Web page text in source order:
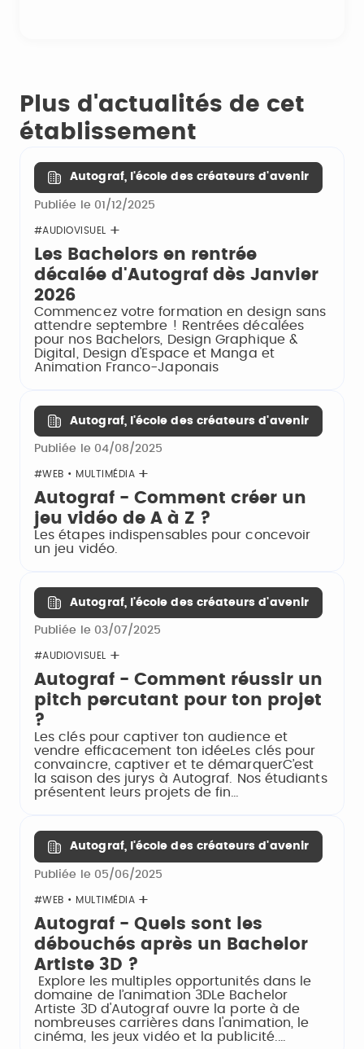
Plus d'actualités de cet
établissement
Autograf, l'école des créateurs d'avenir
Publiée le 01/12/2025
#AUDIOVISUEL
Les Bachelors en rentrée
décalée d'Autograf dès Janvier
2026
Commencez votre formation en design sans
attendre septembre ! Rentrées décalées
pour nos Bachelors, Design Graphique &
Digital, Design d'Espace et Manga et
Animation Franco-Japonais
Autograf, l'école des créateurs d'avenir
Publiée le 04/08/2025
#WEB • MULTIMÉDIA
Autograf - Comment créer un
jeu vidéo de A à Z ?
Les étapes indispensables pour concevoir
un jeu vidéo.
Autograf, l'école des créateurs d'avenir
Publiée le 03/07/2025
#AUDIOVISUEL
Autograf - Comment réussir un
pitch percutant pour ton projet
?
Les clés pour captiver ton audience et
vendre efficacement ton idéeLes clés pour
convaincre, captiver et te démarquerC’est
la saison des jurys à Autograf. Nos étudiants
présentent leurs projets de fin…
Autograf, l'école des créateurs d'avenir
Publiée le 05/06/2025
#WEB • MULTIMÉDIA
Autograf - Quels sont les
débouchés après un Bachelor
Artiste 3D ?
Explore les multiples opportunités dans le
domaine de l’animation 3DLe Bachelor
Artiste 3D d'Autograf ouvre la porte à de
nombreuses carrières dans l'animation, le
cinéma, les jeux vidéo et la publicité.…